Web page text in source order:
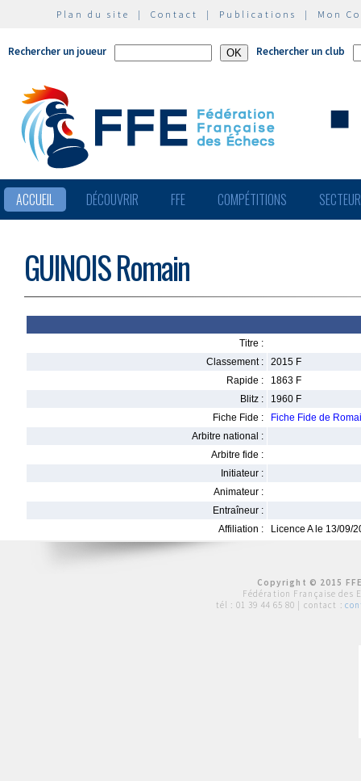
Plan du site | Contact | Publications | Mon
Rechercher un joueur Rechercher un club
ACCUEIL DÉCOUVRIR FFE COMPÉTITIONS
GUINOIS Romain
Titre :
Classement :
2015 F
Rapide :
1863 F
Blitz :
1960 F
Fiche Fide :
Fiche Fide de
Arbitre national :
Arbitre fide :
Initiateur :
Animateur :
Entraîneur :
Affiliation :
Licence A le 13/09/
Copyright © 2015
Fédération Française des
tél : 01 39 44 65 80 | contact :